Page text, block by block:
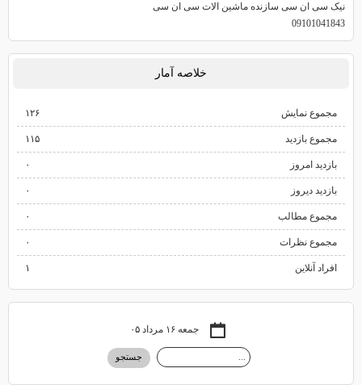
نیک سی ان سی سازنده ماشین الات سی ان سی
09101041843
خلاصه آمار
مجموع نمایش‌ ۱۲۶
مجموع بازدید ۱۱۵
بازدید امروز ۰
بازدید دیروز ۰
مجموع مطالب ۰
مجموع نظرات ۰
افراد آنلاین ۱
جمعه ۱۶ مرداد ۰۵